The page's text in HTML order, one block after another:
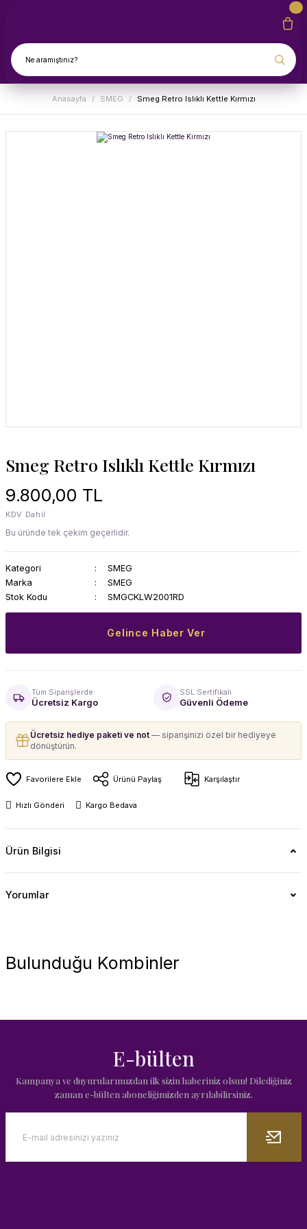
Anasayfa SMEG Smeg Retro Islıklı Kettle Kırmızı
Smeg Retro Islıklı Kettle Kırmızı
9.800,00 TL
KDV Dahil
Bu üründe tek çekim geçerlidir.
Kategori
SMEG
Marka
SMEG
Stok Kodu
SMGCKLW2001RD
Gelince Haber Ver
Tüm Siparişlerde
Ücretsiz Kargo
SSL Sertifikalı
Güvenli Ödeme
Ücretsiz hediye paketi ve not — siparişinizi özel bir hediyeye
dönüştürün.
Ürünü Paylaş Karşılaştır
Hızlı Gönderi Kargo Bedava
Ürün Bilgisi
Yorumlar
Bulunduğu Kombinler
Smeg Retro Islıklı Kettle Siyah
E-bülten
Kampanya ve duyurularımızdan ilk sizin haberiniz olsun! Dilediğiniz
zaman e-bülten aboneliğimizden ayrılabilirsiniz.